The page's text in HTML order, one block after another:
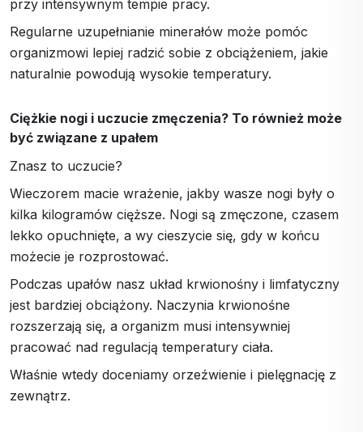
przy intensywnym tempie pracy.
Regularne uzupełnianie minerałów może pomóc
organizmowi lepiej radzić sobie z obciążeniem, jakie
naturalnie powodują wysokie temperatury.
Ciężkie nogi i uczucie zmęczenia? To również może
być związane z upałem
Znasz to uczucie?
Wieczorem macie wrażenie, jakby wasze nogi były o
kilka kilogramów cięższe. Nogi są zmęczone, czasem
lekko opuchnięte, a wy cieszycie się, gdy w końcu
możecie je rozprostować.
Podczas upałów nasz układ krwionośny i limfatyczny
jest bardziej obciążony. Naczynia krwionośne
rozszerzają się, a organizm musi intensywniej
pracować nad regulacją temperatury ciała.
Właśnie wtedy doceniamy orzeźwienie i pielęgnację z
zewnątrz.